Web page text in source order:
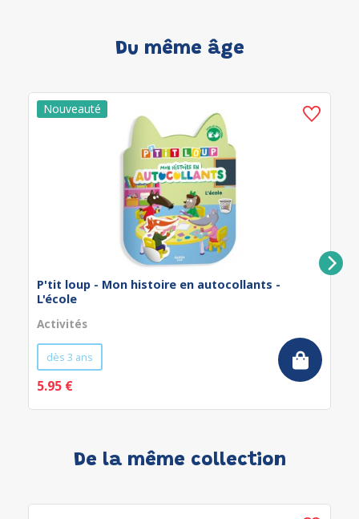
Du même âge
P'tit loup - Mon histoire en autocollants -
L'école
Activités
dès 3 ans
5.95 €
De la même collection